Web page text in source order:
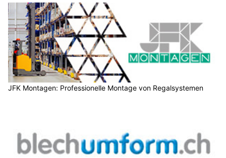
JFK Montagen: Professionelle Montage von Regalsystemen